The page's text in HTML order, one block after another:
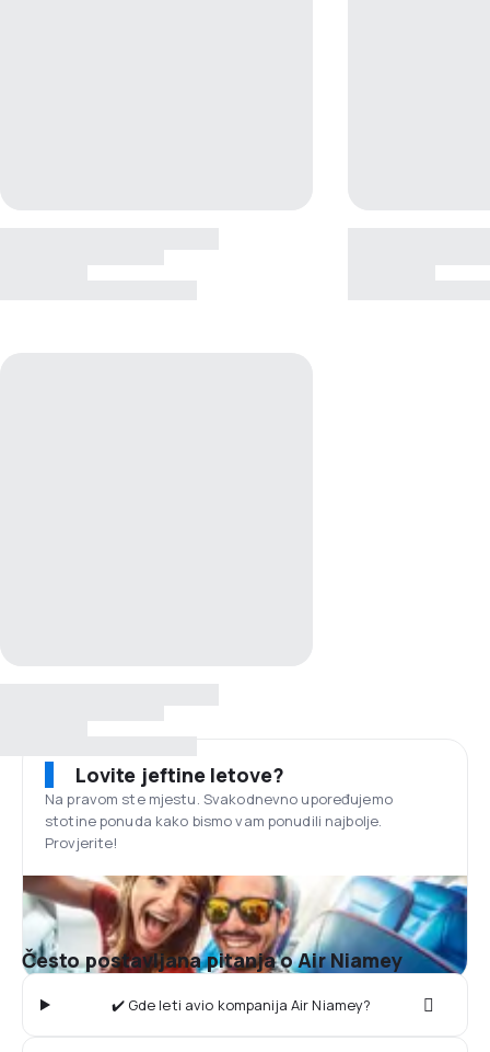
Lovite jeftine letove?
Na pravom ste mjestu. Svakodnevno upoređujemo
stotine ponuda kako bismo vam ponudili najbolje.
Provjerite!
Često postavljana pitanja o Air Niamey
✔️ Gde leti avio kompanija Air Niamey?